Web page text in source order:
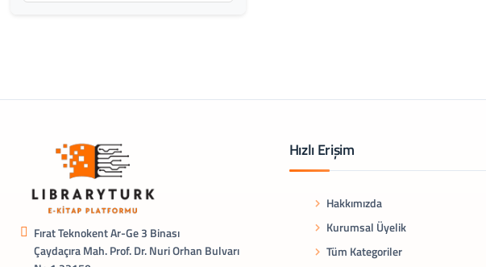
Fırat Teknokent Ar-Ge 3 Binası
Çaydaçıra Mah. Prof. Dr. Nuri Orhan Bulvarı
Hızlı Erişim
Hakkımızda
Kurumsal Üyelik
Tüm Kategoriler